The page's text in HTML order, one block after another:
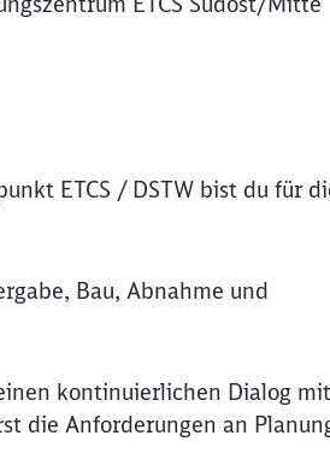
ETCS / DSTW bist du für
Bau, Abnahme und
kontinuierlichen Dialog
die Anforderungen an